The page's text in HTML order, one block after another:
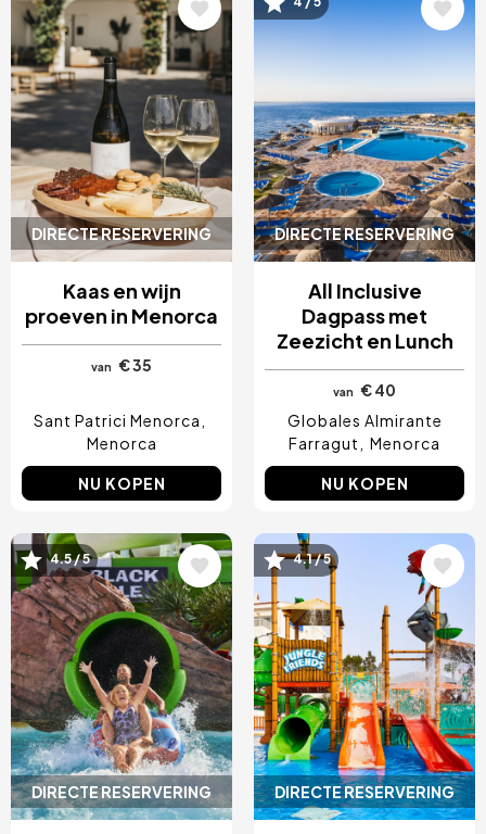
DIRECTE RESERVERING
Kaas en wijn
proeven in Menorca
van € 35
Sant Patrici Menorca
Menorca
NU KOPEN
DIRECTE RESERVERING
All Inclusive
Dagpass met
Zeezicht en Lunch
van
€ 40
Globales Almirante
Farragut
Menorca
NU KOPEN
DIRECTE RESERVERING
Afbeelding
4.5 / 5
DIRECTE RESERVERING
Afbeelding
4.1 / 5